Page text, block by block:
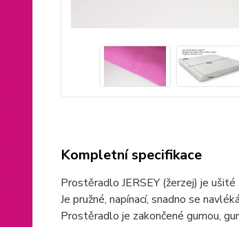
Kompletní specifikace
Prostěradlo JERSEY (žerzej) je
Je pružné, napínací, snadno se
Prostěradlo je zakončené gumou,